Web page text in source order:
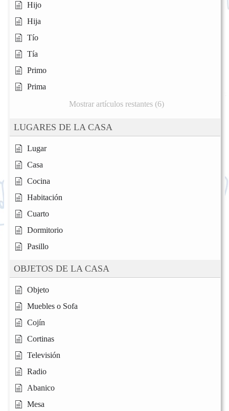
Hijo
Hija
Tío
Tía
Primo
Prima
Mostrar artículos restantes (6)
LUGARES DE LA CASA
Lugar
Casa
Cocina
Habitación
Cuarto
Dormitorio
Pasillo
OBJETOS DE LA CASA
Objeto
Muebles o Sofa
Cojín
Cortinas
Televisión
Radio
Abanico
Mesa